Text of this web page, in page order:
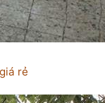
rẻ